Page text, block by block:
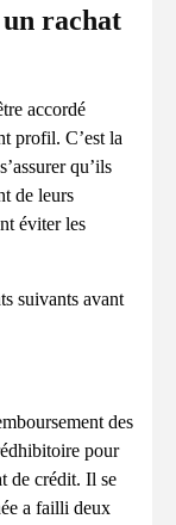
un rachat
accordé
profil. C’est la
qu’ils
de leurs
éviter les
suivants avant
des
pour
de crédit. Il se
a failli deux